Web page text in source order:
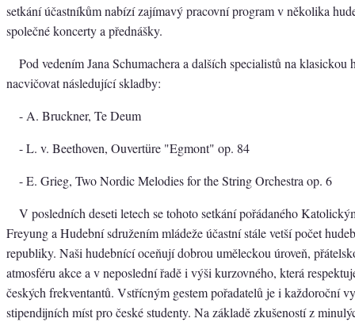
setkání účastníkům nabízí zajímavý pracovní program v několika
společné koncerty a přednášky.
Pod vedením Jana Schumachera a dalších specialistů na klasickou
nacvičovat následující skladby:
- A. Bruckner, Te Deum
- L. v. Beethoven, Ouvertüre "Egmont" op. 84
- E. Grieg, Two Nordic Melodies for the String Orchestra op. 6
V posledních deseti letech se tohoto setkání pořádaného
Freyung a Hudební sdružením mládeže účastní stále vetší počet
republiky. Naši hudebnící oceňují dobrou uměleckou úroveň,
atmosféru akce a v neposlední řadě i výši kurzovného, která
českých frekventantů. Vstřícným gestem pořadatelů je i každoroční
stipendijních míst pro české studenty. Na základě zkušeností z